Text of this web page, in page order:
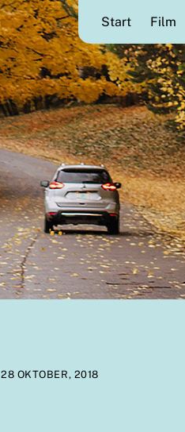
Start Film
28 OKTOBER, 2018